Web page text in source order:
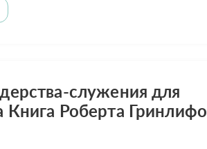
служения для
Роберта Гринлифо